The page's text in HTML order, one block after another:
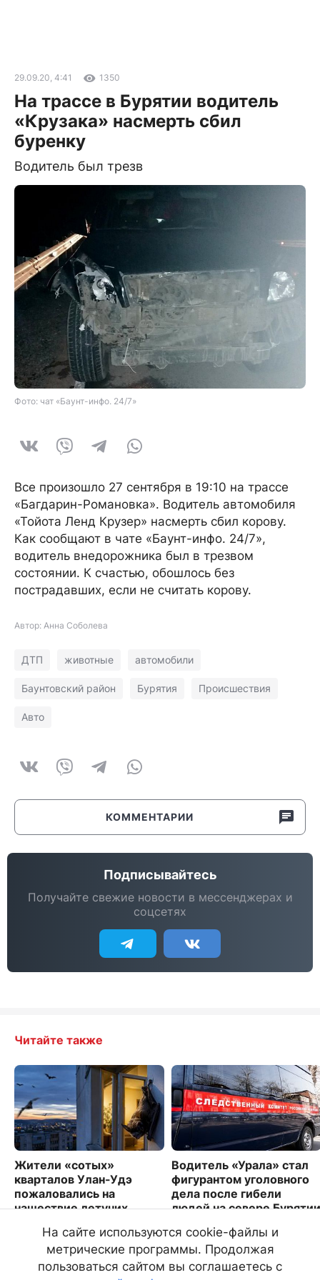
29.09.20, 4:41 1350
На трассе в Бурятии водитель
«Крузака» насмерть сбил
буренку
Водитель был трезв
Фото: чат «Баунт-инфо. 24/7»
Все произошло 27 сентября в 19:10 на трассе
«Багдарин-Романовка». Водитель автомобиля
«Тойота Ленд Крузер» насмерть сбил корову.
Как сообщают в чате «Баунт-инфо. 24/7»,
водитель внедорожника был в трезвом
состоянии. К счастью, обошлось без
пострадавших, если не считать корову.
Автор: Анна Соболева
ДТП животные автомобили
Баунтовский район Бурятия Происшествия
Авто
КОММЕНТАРИИ
Подписывайтесь
Получайте свежие новости в мессенджерах и
соцсетях
Читайте также
Жители «сотых»
кварталов Улан-Удэ
пожаловались на
нашествие летучих
Водитель «Урала» стал
фигурантом уголовного
дела после гибели
людей на севере Бурятии
4546
На сайте используются cookie-файлы и
метрические программы. Продолжая
пользоваться сайтом вы соглашаетесь с